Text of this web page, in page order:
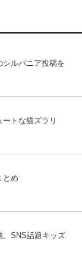
シルバニア投稿を
トな猫ズラリ
とめ
、SNS話題キッズ